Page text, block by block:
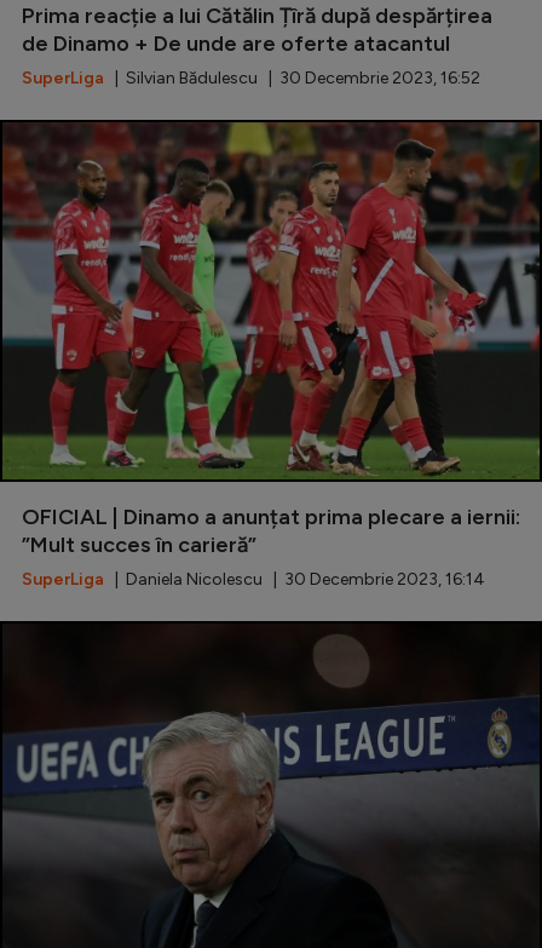
Prima reacție a lui Cătălin Țîră după despărțirea
de Dinamo + De unde are oferte atacantul
SuperLiga | Silvian Bădulescu | 30 Decembrie 2023, 16:52
OFICIAL | Dinamo a anunțat prima plecare a iernii:
”Mult succes în carieră”
SuperLiga | Daniela Nicolescu | 30 Decembrie 2023, 16:14